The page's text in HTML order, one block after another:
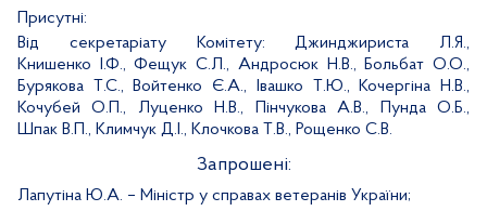
Присутні:
Від секретаріату Комітету:Джинджириста Л.Я.,
Книшенко І.Ф., Фещук С.Л., Андросюк Н.В., Больбат О.О.,
Бурякова Т.С., Войтенко Є.А., Івашко Т.Ю., Кочергіна Н.В.,
Кочубей О.П., Луценко Н.В., Пінчукова
А.В., Пунда О.Б.,
Шпак В.П., Климчук Д.І., Клочкова Т.В., Рощенко С.В.
Запрошені:
Лапутіна Ю.А. – Міністр у справах ветеранів України;